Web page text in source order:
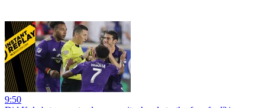
9:50